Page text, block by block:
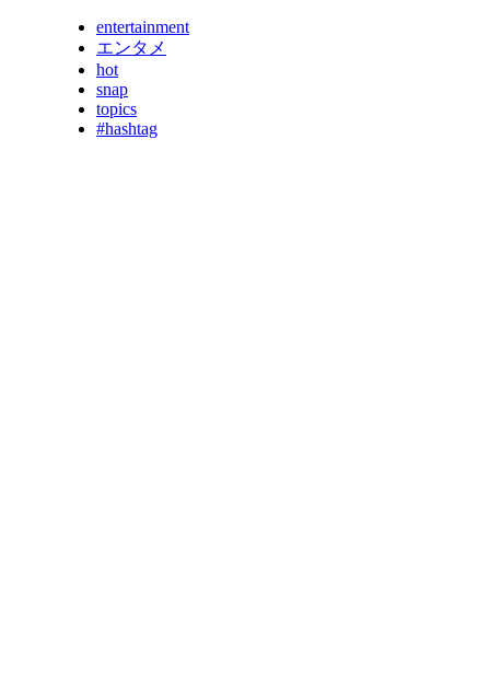
entertainment
エンタメ
hot
snap
topics
#hashtag